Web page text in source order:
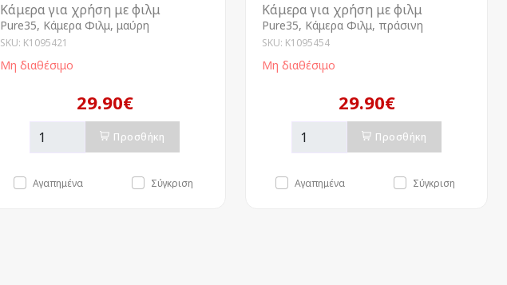
Κάμερα για χρήση με φιλμ
Pure35, Κάμερα Φιλμ, μαύρη
SKU: K1095421
Μη διαθέσιμο
29.90€
Προσθήκη
Αγαπημένα Σύγκριση
Κάμερα για χρήση με φιλμ
Pure35, Κάμερα Φιλμ, πράσινη
SKU: K1095454
Μη διαθέσιμο
29.90€
Προσθήκη
Αγαπημένα Σύγκριση